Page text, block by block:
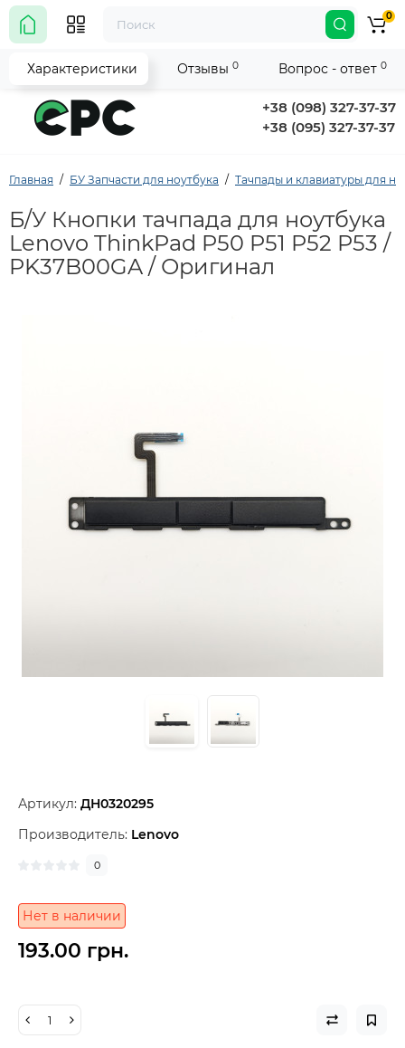
+38 (098) 327-37-37
+38 (095) 327-37-37
0
Главная БУ Запчасти для ноутбука Тачпады и клавиатуры для
Б/У Кнопки тачпада для ноутбука
Lenovo ThinkPad P50 P51 P52 P53 /
PK37B00GA / Оригинал
Артикул: ДН0320295
Производитель: Lenovo
0
Нет в наличии
193.00 грн.
Характеристики Отзывы 0 Вопрос - ответ 0